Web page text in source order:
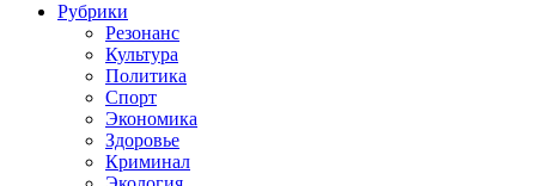
Рубрики
Резонанс
Культура
Политика
Спорт
Экономика
Здоровье
Криминал